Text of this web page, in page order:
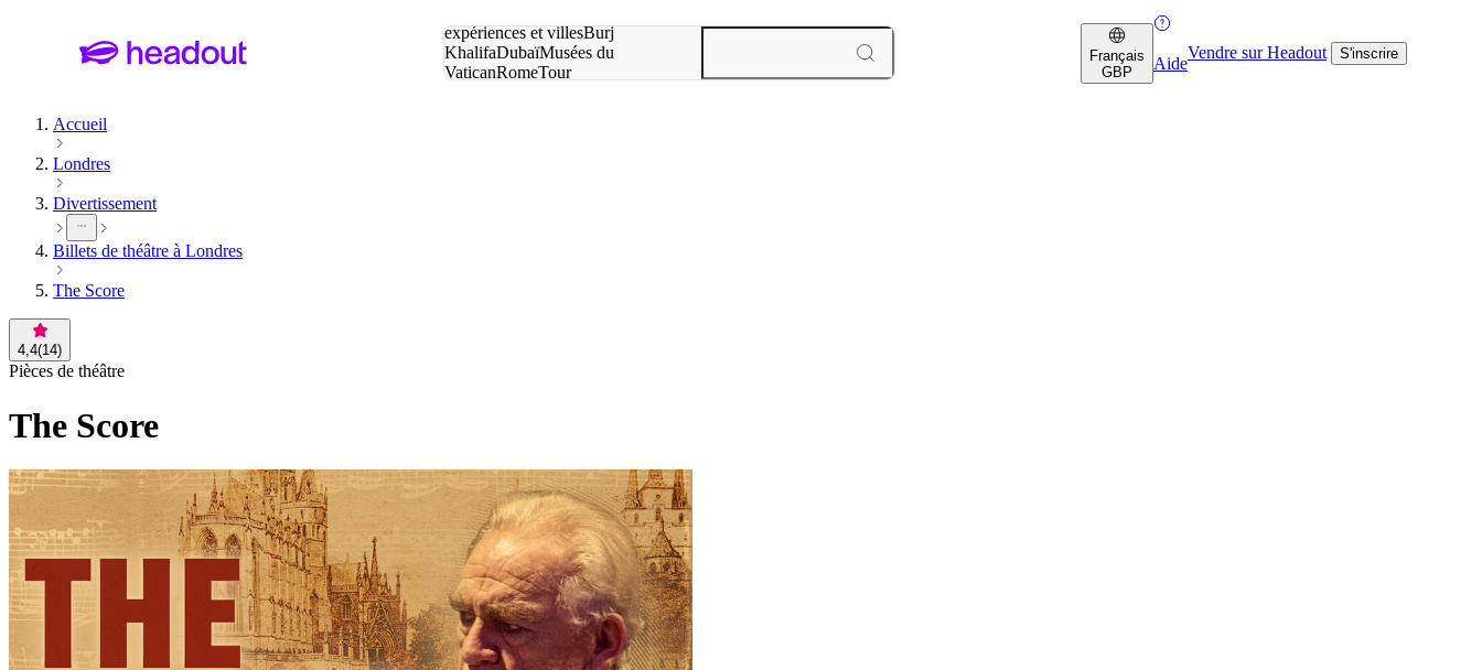
expériences et villesBurj
KhalifaDubaïMusées du
VaticanRomeTour
Français
GBP
Aide
Vendre sur Headout S'inscrire
Accueil
Londres
Divertissement
Billets de théâtre à Londres
The Score
4,4(14)
Pièces de théâtre
The Score